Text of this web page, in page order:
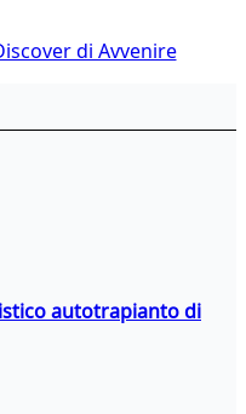
di Avvenire
autotrapianto di